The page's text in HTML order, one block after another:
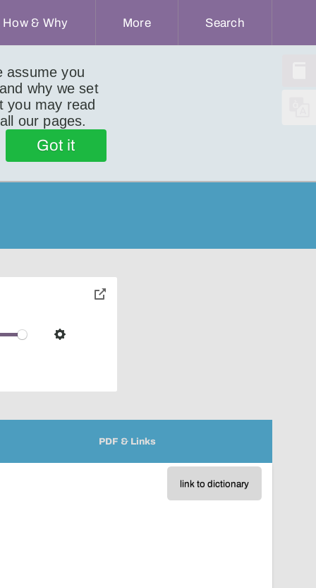
assume you
why we set
you may read
our pages.
Got it
How & Why More Search
Settings
toggle
PDF & Links
link to dictionary